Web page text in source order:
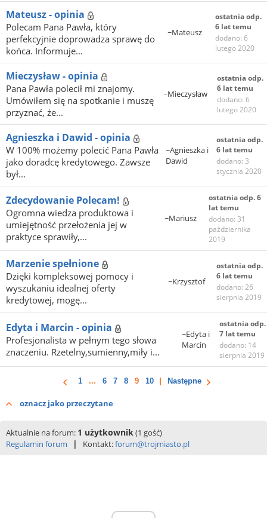
Mateusz - opinia
Polecam Pana Pawła, który
perfekcyjnie doprowadza sprawę do
końca. Informuje...
~Mateusz
ostatnia odp.
6 lat temu
dodano: 6
lutego 2020
Mieczysław - opinia
Pana Pawła polecił mi znajomy.
Umówiłem się na spotkanie i muszę
przyznać, że...
~Mieczysław
ostatnia odp.
6 lat temu
dodano: 6
lutego 2020
Agnieszka i Dawid - opinia
W 100% możemy polecić Pana Pawła
jako doradcę kredytowego. Zawsze
był...
~Agnieszka i
Dawid
ostatnia odp.
6 lat temu
dodano: 3
stycznia 2020
Zdecydowanie Polecam!
Ogromna wiedza produktowa i
umiejętność przełożenia jej w
praktyce sprawiły,...
~Mariusz
ostatnia odp. 6
lat temu
dodano: 31
października
2019
Marzenie spełnione
Dzięki kompleksowej pomocy i
wyszukaniu idealnej oferty
kredytowej, mogę...
~Krzysztof
ostatnia odp.
6 lat temu
dodano: 26
sierpnia 2019
Edyta i Marcin - opinia
Profesjonalista w pełnym tego słowa
znaczeniu. Rzetelny,sumienny,miły i...
~Edyta i
Marcin
ostatnia odp.
7 lat temu
dodano: 14
sierpnia 2019
1 ... 6 7 8 9 10 Następne
oznacz jako przeczytane
Aktualnie na forum: 1 użytkownik(1 gość)
Regulamin forum
| Kontakt:forum@trojmiasto.pl